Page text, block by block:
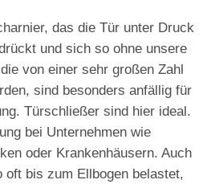
das die Tür unter Druck
und sich so ohne unsere
von einer sehr großen Zahl
sind besonders anfällig für
Türschließer sind hier ideal.
bei Unternehmen wie
oder Krankenhäusern. Auch
oft bis zum Ellbogen belastet,